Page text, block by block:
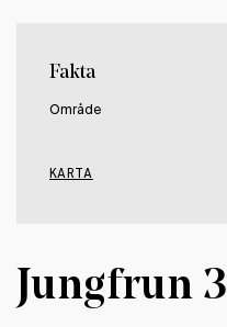
Fakta
Område
KARTA
Jungfrun 3